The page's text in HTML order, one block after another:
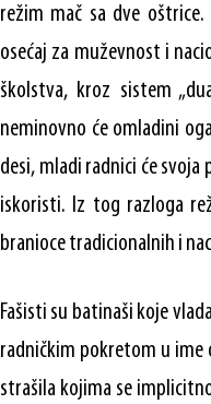
režim mač sa dve
osećaj za muževnost i
školstva, kroz sistem
neminovno će omladini
desi, mladi radnici će
iskoristi. Iz tog razloga
branioce tradicionalnih i
Fašisti su batinaši koje
radničkim pokretom u ime
strašila kojima se